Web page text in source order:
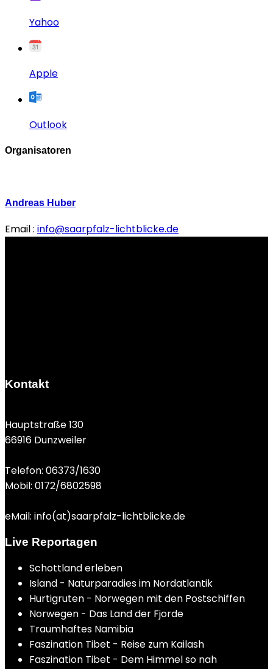
Yahoo
Apple
Outlook
Organisatoren
Andreas Huber
Email : info@saarpfalz-lichtblicke.de
Kontakt
Hauptstraße 130
66916 Dunzweiler
Telefon: 06373/1630
Mobil: 0172/6802598
eMail: info(at)saarpfalz-lichtblicke.de
Live Reportagen
Schottland erleben
Island - Naturparadies im Nordatlantik
Hurtigruten - Norwegen mit den Postschiffen
Norwegen - Das Land der Fjorde
Traumhaftes Namibia
Faszination Tibet - Reise zum Kailash
Faszination Tibet - Dem Himmel so nah